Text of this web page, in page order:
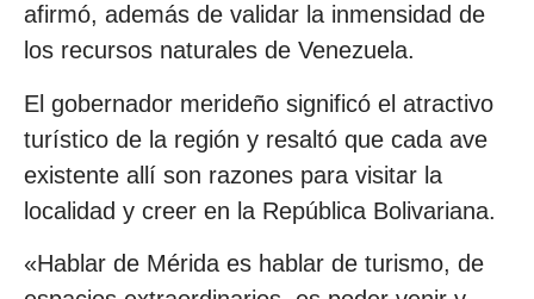
afirmó, además de validar la inmensidad de
los recursos naturales de Venezuela.
El gobernador merideño significó el atractivo
turístico de la región y resaltó que cada ave
existente allí son razones para visitar la
localidad y creer en la República Bolivariana.
«Hablar de Mérida es hablar de turismo, de